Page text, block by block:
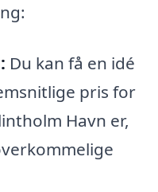
Du kan få en idé
pris for
Havn er,